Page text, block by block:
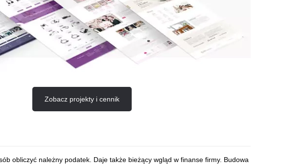
Zobacz projekty i cennik
obliczyć należny podatek. Daje także bieżący wgląd w finanse firmy. Budowa